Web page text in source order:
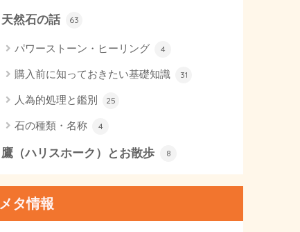
天然石の話 63
パワーストーン・ヒーリング 4
購入前に知っておきたい基礎知識 31
人為的処理と鑑別 25
石の種類・名称 4
鷹（ハリスホーク）とお散歩 8
メタ情報